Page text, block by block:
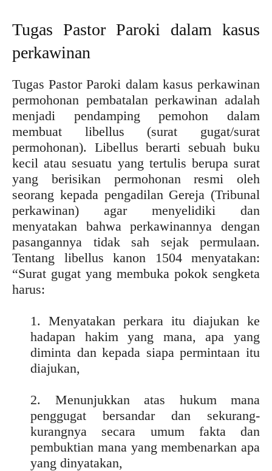
Tugas Pastor Paroki dalam kasus
perkawinan
Tugas Pastor Paroki dalam kasus perkawinan
permohonan pembatalan perkawinan adalah
menjadi pendamping pemohon dalam
membuat libellus (surat gugat/surat
permohonan). Libellus berarti sebuah buku
kecil atau sesuatu yang tertulis berupa surat
yang berisikan permohonan resmi oleh
seorang kepada pengadilan Gereja (Tribunal
perkawinan) agar menyelidiki dan
menyatakan bahwa perkawinannya dengan
pasangannya tidak sah sejak permulaan.
Tentang libellus kanon 1504 menyatakan:
“Surat gugat yang membuka pokok sengketa
harus:
1. Menyatakan perkara itu diajukan ke
hadapan hakim yang mana, apa yang
diminta dan kepada siapa permintaan itu
diajukan,
2. Menunjukkan atas hukum mana
penggugat bersandar dan sekurang-
kurangnya secara umum fakta dan
pembuktian mana yang membenarkan apa
yang dinyatakan,